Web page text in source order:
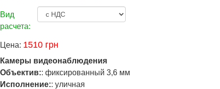
Вид
расчета:
Цена: 1510 грн
Камеры видеонаблюдения
Объектив:: фиксированный 3,6 мм
Исполнение:: уличная